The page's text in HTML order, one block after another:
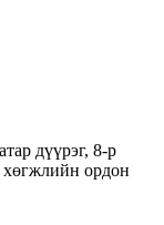
дүүрэг, 8-р
ордон